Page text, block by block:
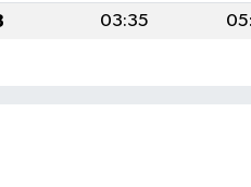
03:35